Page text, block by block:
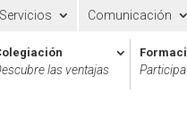
Servicios Comunicación
las ventajas Participa